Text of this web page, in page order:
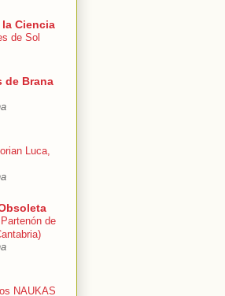
Ciencia
de Sol
de Brana
Luca,
de
NAUKAS